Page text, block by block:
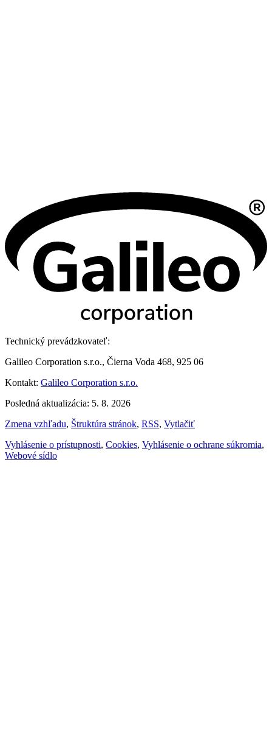
Technický prevádzkovateľ:
Galileo Corporation s.r.o., Čierna Voda 468, 925 06
Kontakt: Galileo Corporation s.r.o.
Posledná aktualizácia: 5. 8. 2026
Zmena vzhľadu, Štruktúra stránok, RSS, Vytlačiť
Vyhlásenie o prístupnosti, Cookies, Vyhlásenie o ochrane súkromia,
Webové sídlo